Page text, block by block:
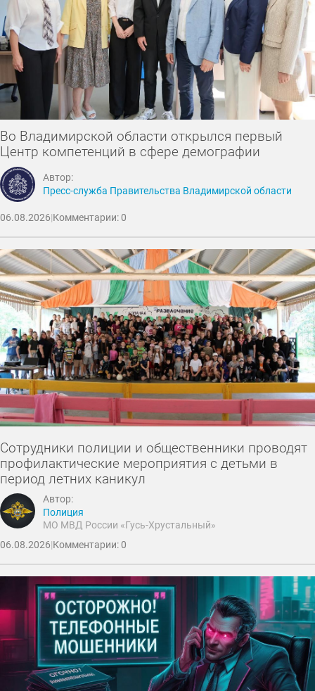
Во Владимирской области открылся первый
Центр компетенций в сфере демографии
Автор:
Пресс-служба Правительства Владимирской области
06.08.2026|Комментарии: 0
Сотрудники полиции и общественники проводят
профилактические мероприятия с детьми в
период летних каникул
Автор:
Полиция
МО МВД России «Гусь-Хрустальный»
06.08.2026|Комментарии: 0